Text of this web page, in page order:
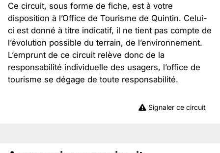
Ce circuit, sous forme de fiche, est à votre
disposition à l’Office de Tourisme de Quintin. Celui-
ci est donné à titre indicatif, il ne tient pas compte de
l’évolution possible du terrain, de l’environnement.
L’emprunt de ce circuit relève donc de la
responsabilité individuelle des usagers, l’office de
tourisme se dégage de toute responsabilité.
Signaler ce circuit